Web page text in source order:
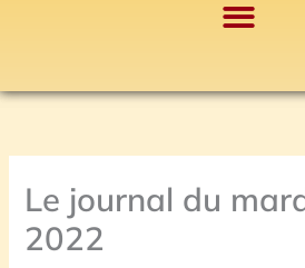
Le journal du
2022